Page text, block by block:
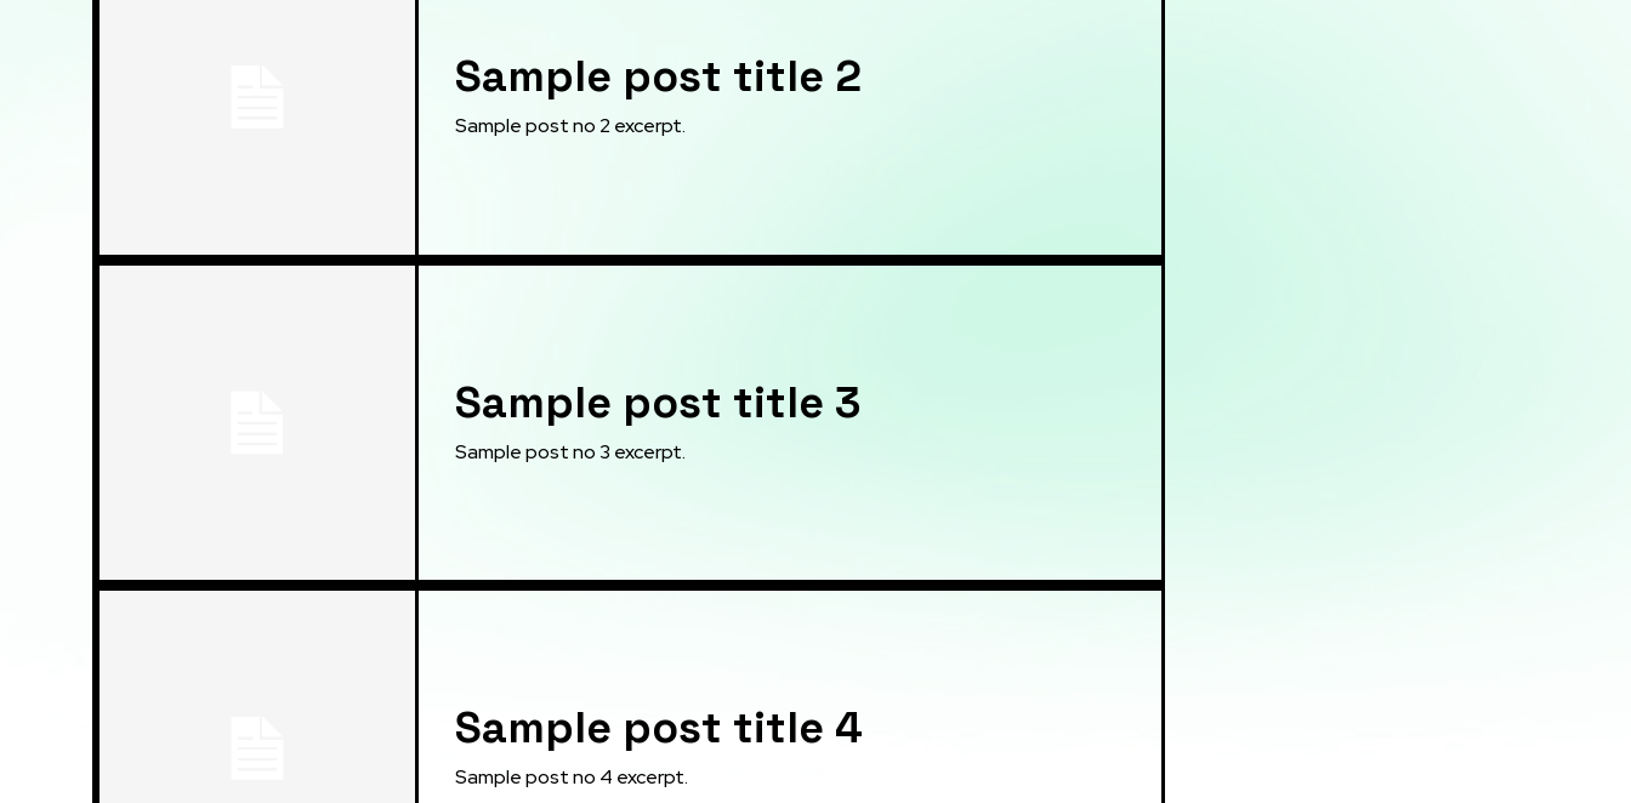
Sample post title 2
Sample post no 2 excerpt.
Sample post title 3
Sample post no 3 excerpt.
Sample post title 4
Sample post no 4 excerpt.